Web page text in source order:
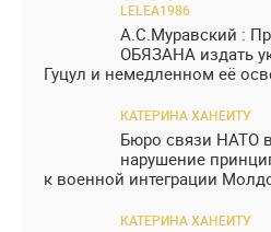
LELEA1986
А.С.Муравский :
ОБЯЗАНА издать
Гуцул и немедленном её
КАТЕРИНА ХАНЕИТУ
Бюро связи НАТО
нарушение
к военной интеграции
КАТЕРИНА ХАНЕИТУ